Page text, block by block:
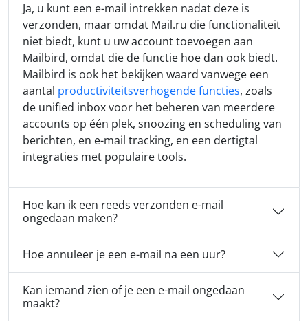
Ja, u kunt een e-mail intrekken nadat deze is
verzonden, maar omdat Mail.ru die functionaliteit
niet biedt, kunt u uw account toevoegen aan
Mailbird, omdat die de functie hoe dan ook biedt.
Mailbird is ook het bekijken waard vanwege een
aantal productiviteitsverhogende functies, zoals
de unified inbox voor het beheren van meerdere
accounts op één plek, snoozing en scheduling van
berichten, en e-mail tracking, en een dertigtal
integraties met populaire tools.
Hoe kan ik een reeds verzonden e-mail
ongedaan maken?
Hoe annuleer je een e-mail na een uur?
Kan iemand zien of je een e-mail ongedaan
maakt?